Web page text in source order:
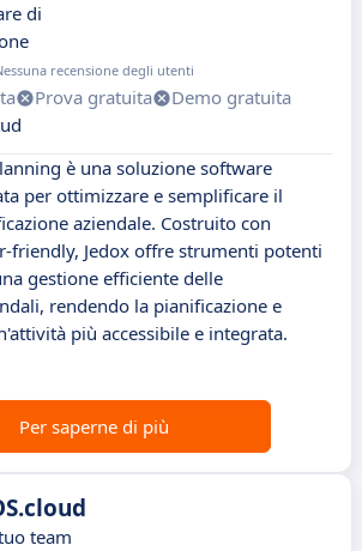
di
recensione degli utenti
Prova gratuita
Demo gratuita
è una soluzione software
per ottimizzare e semplificare il
aziendale. Costruito con
friendly, Jedox offre strumenti potenti
gestione efficiente delle
rendendo la pianificazione e
più accessibile e integrata.
Per saperne di più
team